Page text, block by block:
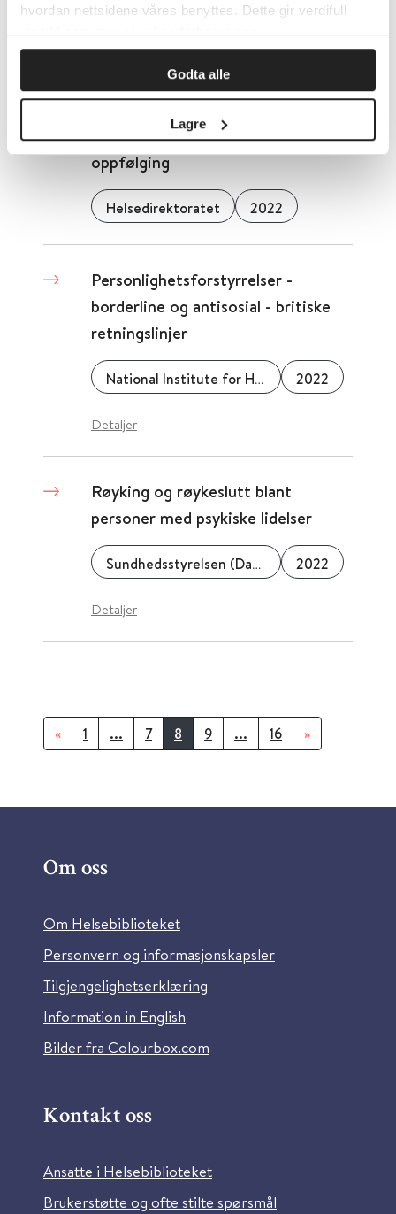
hvordan nettsidene våres benyttes. Dette gir verdifull
innsikt som gjør at vi kan forbedre oss.
Godta alle
Lagre
Helsedirektoratet 2022
ADHD/Hyperkinetisk forstyrrelse
– Nasjonal faglig retningslinje for
utredning, behandling og
oppfølging
Helsedirektoratet 2022
Personlighetsforstyrrelser -
borderline og antisosial - britiske
retningslinjer
National Institute for Health and Care Excellence (NICE) 2022
Detaljer
Røyking og røykeslutt blant
personer med psykiske lidelser
Sundhedsstyrelsen (Danmark) 2022
Detaljer
« 1 ... 7 8 9 ... 16 »
Om oss
Om Helsebiblioteket
Personvern og informasjonskapsler
Tilgjengelighetserklæring
Information in English
Bilder fra Colourbox.com
Kontakt oss
Ansatte i Helsebiblioteket
Brukerstøtte og ofte stilte spørsmål